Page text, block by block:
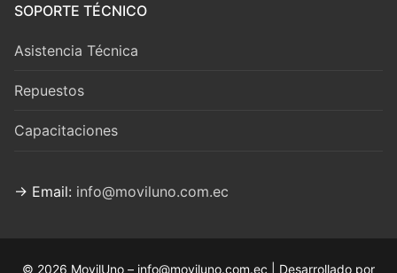
SOPORTE TÉCNICO
Asistencia Técnica
Repuestos
Capacitaciones
→ Email: info@moviluno.com.ec
© 2026 MovilUno – info@moviluno.com.ec | Desarrollado por